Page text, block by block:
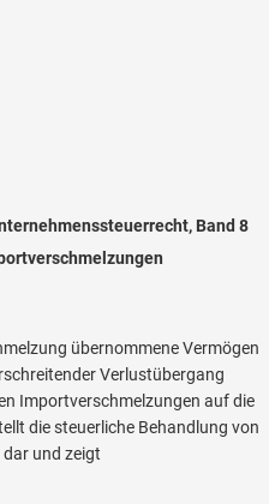
Band 8
übernommene Vermögen
Verlustübergang
Importverschmelzungen auf die
die steuerliche Behandlung von
und zeigt